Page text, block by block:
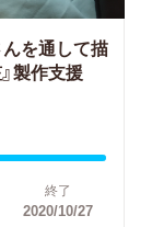
を通して描
製作支援
終了
2020/10/27